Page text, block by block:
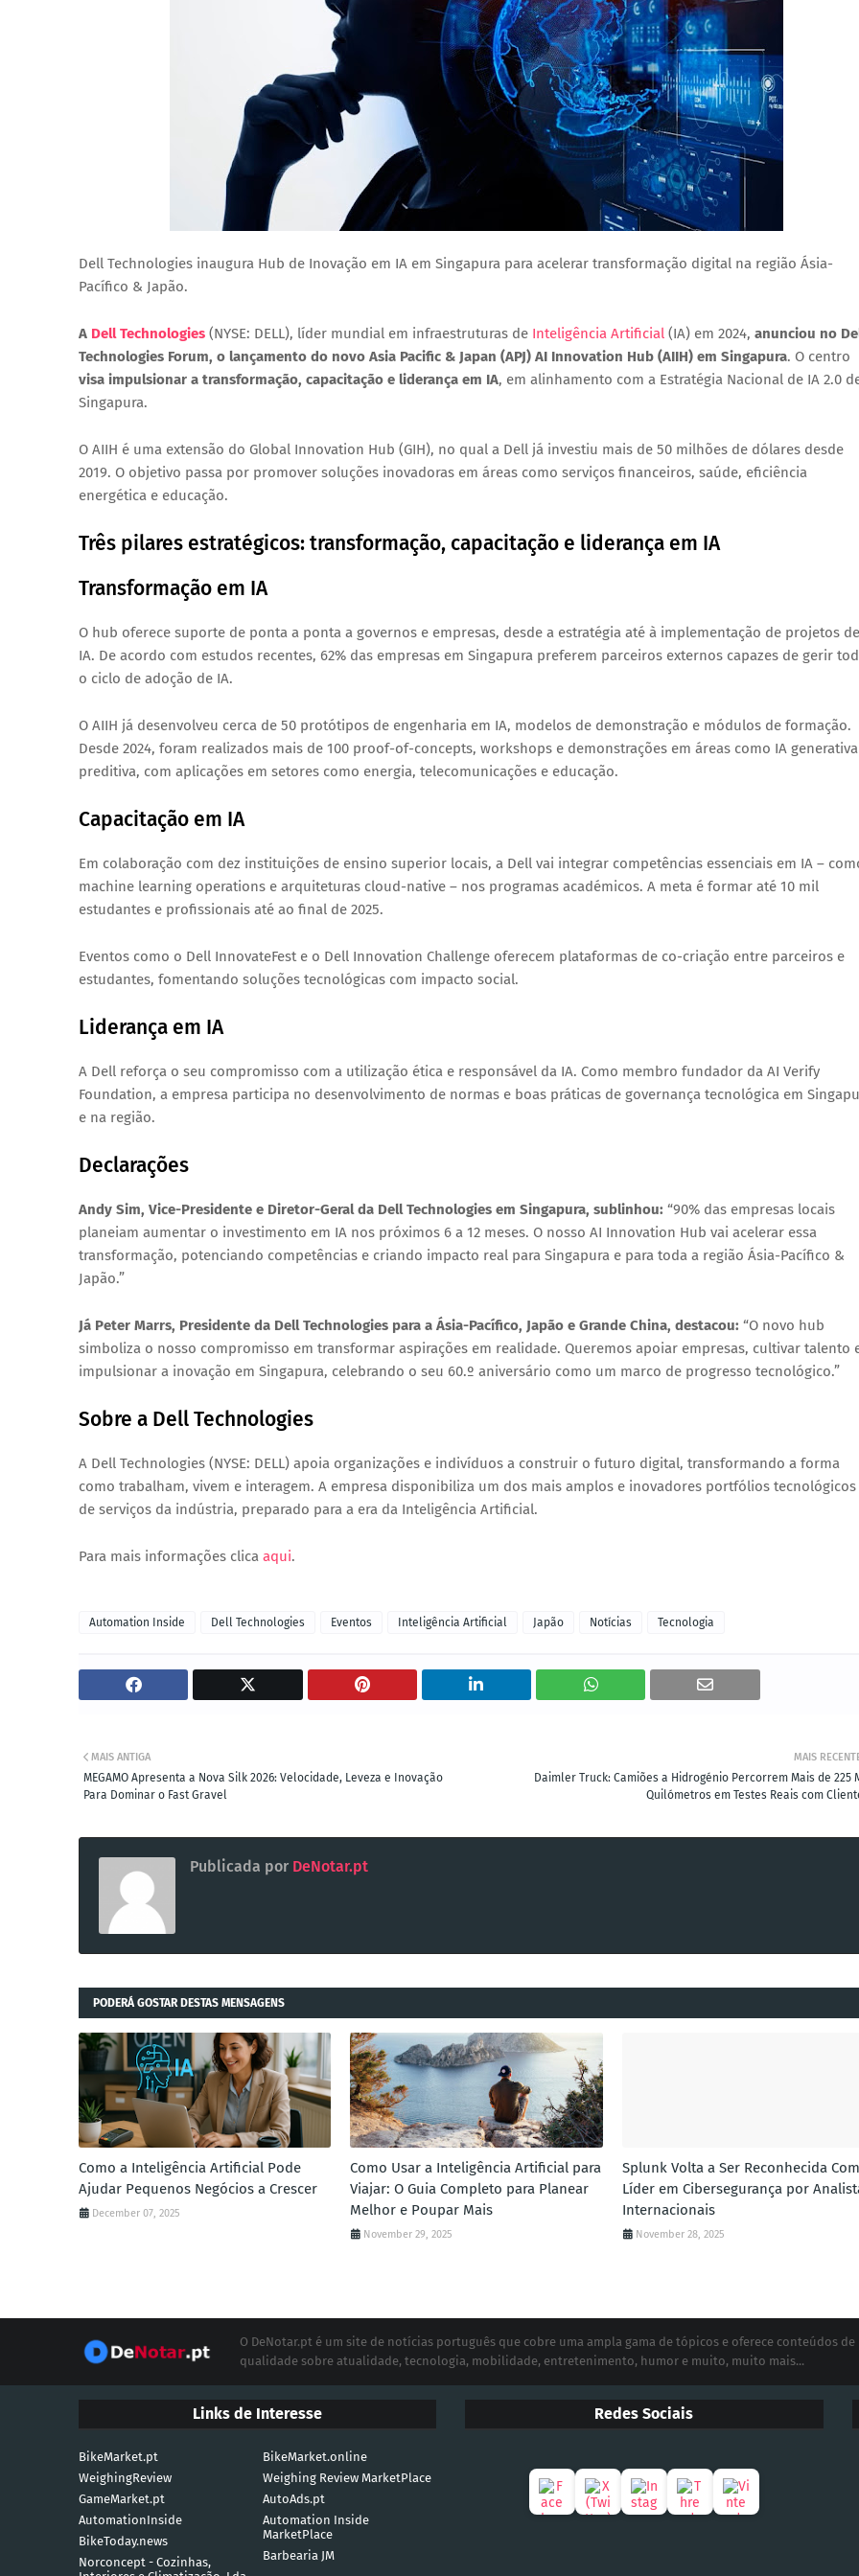
Dell Technologies inaugura Hub de Inovação em IA em Singapura para acelerar transformação digital na região Ásia-
Pacífico & Japão.
A Dell Technologies (NYSE: DELL), líder mundial em infraestruturas de Inteligência Artificial (IA) em 2024, anunciou no
Technologies Forum, o lançamento do novo Asia Pacific & Japan (APJ) AI Innovation Hub (AIIH) em Singapura. O centro
visa impulsionar a transformação, capacitação e liderança em IA, em alinhamento com a Estratégia Nacional de IA 2.0
Singapura.
O AIIH é uma extensão do Global Innovation Hub (GIH), no qual a Dell já investiu mais de 50 milhões de dólares desde
2019. O objetivo passa por promover soluções inovadoras em áreas como serviços financeiros, saúde, eficiência
energética e educação.
Três pilares estratégicos: transformação, capacitação e liderança em IA
Transformação em IA
O hub oferece suporte de ponta a ponta a governos e empresas, desde a estratégia até à implementação de projetos de
IA. De acordo com estudos recentes, 62% das empresas em Singapura preferem parceiros externos capazes de gerir
o ciclo de adoção de IA.
O AIIH já desenvolveu cerca de 50 protótipos de engenharia em IA, modelos de demonstração e módulos de formação.
Desde 2024, foram realizados mais de 100 proof-of-concepts, workshops e demonstrações em áreas como IA
preditiva, com aplicações em setores como energia, telecomunicações e educação.
Capacitação em IA
Em colaboração com dez instituições de ensino superior locais, a Dell vai integrar competências essenciais em IA –
machine learning operations e arquiteturas cloud-native – nos programas académicos. A meta é formar até 10 mil
estudantes e profissionais até ao final de 2025.
Eventos como o Dell InnovateFeste o Dell Innovation Challenge oferecem plataformas de co-criação entre parceiros e
estudantes, fomentando soluções tecnológicas com impacto social.
Liderança em IA
A Dell reforça o seu compromisso com a utilização ética e responsável da IA. Como membro fundador da AI Verify
Foundation, a empresa participa no desenvolvimento de normas e boas práticas de governança tecnológica em
e na região.
Declarações
Andy Sim, Vice-Presidente e Diretor-Geral da Dell Technologies em Singapura, sublinhou: “90% das empresas locais
planeiam aumentar o investimento em IA nos próximos 6 a 12 meses. O nosso AI Innovation Hub vai acelerar essa
transformação, potenciando competências e criando impacto real para Singapura e para toda a região Ásia-Pacífico &
Japão.”
Já Peter Marrs, Presidente da Dell Technologies para a Ásia-Pacífico, Japão e Grande China, destacou: “O novo hub
simboliza o nosso compromisso em transformar aspirações em realidade. Queremos apoiar empresas, cultivar talento
impulsionar a inovação em Singapura, celebrando o seu 60.º aniversário como um marco de progresso tecnológico.”
Sobre a Dell Technologies
A Dell Technologies (NYSE: DELL) apoia organizações e indivíduos a construir o futuro digital, transformando a forma
como trabalham, vivem e interagem. A empresa disponibiliza um dos mais amplos e inovadores portfólios tecnológicos
de serviços da indústria, preparado para a era da Inteligência Artificial.
Para mais informações clica aqui.
Automation Inside Dell Technologies Eventos Inteligência Artificial Japão Notícias Tecnologia
MAIS
Daimler Truck: Camiões a Hidrogénio Percorrem Mais de 225
Quilómetros em Testes Reais com
MAIS ANTIGA
MEGAMO Apresenta a Nova Silk 2026: Velocidade, Leveza e Inovação
Para Dominar o Fast Gravel
Publicada por DeNotar.pt
PODERÁ GOSTAR DESTAS MENSAGENS
Como a Inteligência Artificial Pode
Ajudar Pequenos Negócios a Crescer
December 07, 2025
Como Usar a Inteligência Artificial para
Viajar: O Guia Completo para Planear
Melhor e Poupar Mais
November 29, 2025
Splunk Volta a Ser Reconhecida
Líder em Cibersegurança por
Internacionais
November 28, 2025
O DeNotar.pt é um site de notícias português que cobre uma ampla gama de tópicos e oferece conteúdos de
qualidade sobre atualidade, tecnologia, mobilidade, entretenimento, humor e muito, muito mais...
Links de Interesse
BikeMarket.pt
BikeMarket.online
WeighingReview
Weighing Review MarketPlace
GameMarket.pt
AutoAds.pt
AutomationInside
Automation Inside
MarketPlace
BikeToday.news
Barbearia JM
Norconcept - Cozinhas,
Redes Sociais